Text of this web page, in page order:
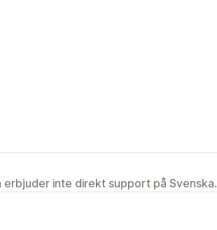
erbjuder inte direkt support på Svenska.